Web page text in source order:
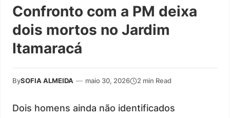
Confronto com a PM deixa
dois mortos no Jardim
Itamaracá
BySOFIA ALMEIDA — maio 30, 2026 2 min Read
Dois homens ainda não identificados